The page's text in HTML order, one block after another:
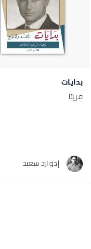
بدايات
قريبًا
إدوارد سعيد